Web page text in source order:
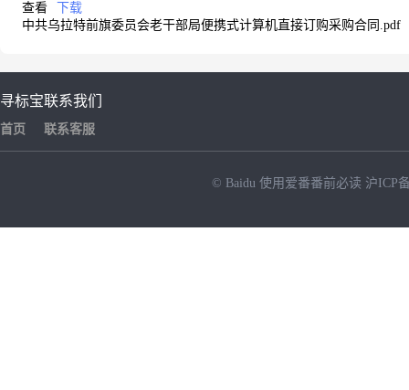
查看
下载
中共乌拉特前旗委员会老干部局便携式计算机直接订购采购合同.pdf
寻标宝
首页
联系我们
联系客服
© Baidu 使用爱番番前必读 沪ICP